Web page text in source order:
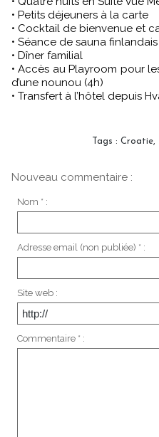
• Petits déjeuners à la carte
• Cocktail de bienvenue et
• Séance de sauna
• Dîner familial
• Accès au Playroom pour
d’une nounou (4h)
• Transfert à l’hôtel depuis
Tags : Croatie
Nouveau commentaire :
Nom * :
Adresse email (non publiée) * :
Site web :
Commentaire * :